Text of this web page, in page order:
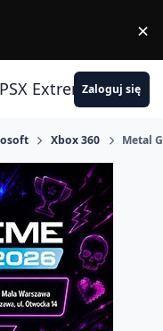
×
ExtremeZaloguj się
Xbox 360 Metal